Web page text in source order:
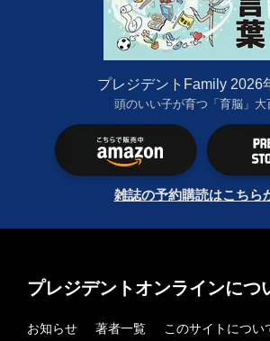
プレジデントFamily 2026
頭のいい子が育つ「育脳」大
雑誌の予約購読はこちら
プレジデントオンラインにつ
お知らせ 著者一覧
このサイトについ